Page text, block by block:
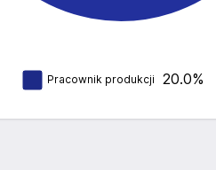
Pracownik produkcji 20.0%